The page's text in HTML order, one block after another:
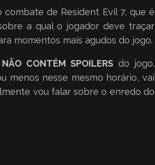
combate de Resident Evil 7, que é
a qual o jogador deve traçar
momentos mais agudos do jogo.
NÃO CONTÉM SPOILERS do jogo.
menos nesse mesmo horário, vai
vou falar sobre o enredo do